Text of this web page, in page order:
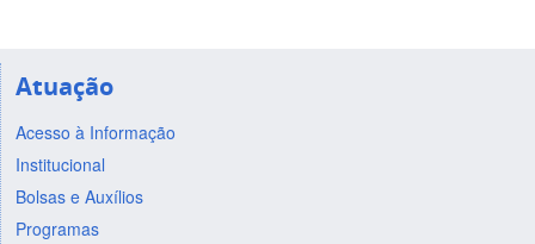
Atuação
Acesso à Informação
Institucional
Bolsas e Auxílios
Programas